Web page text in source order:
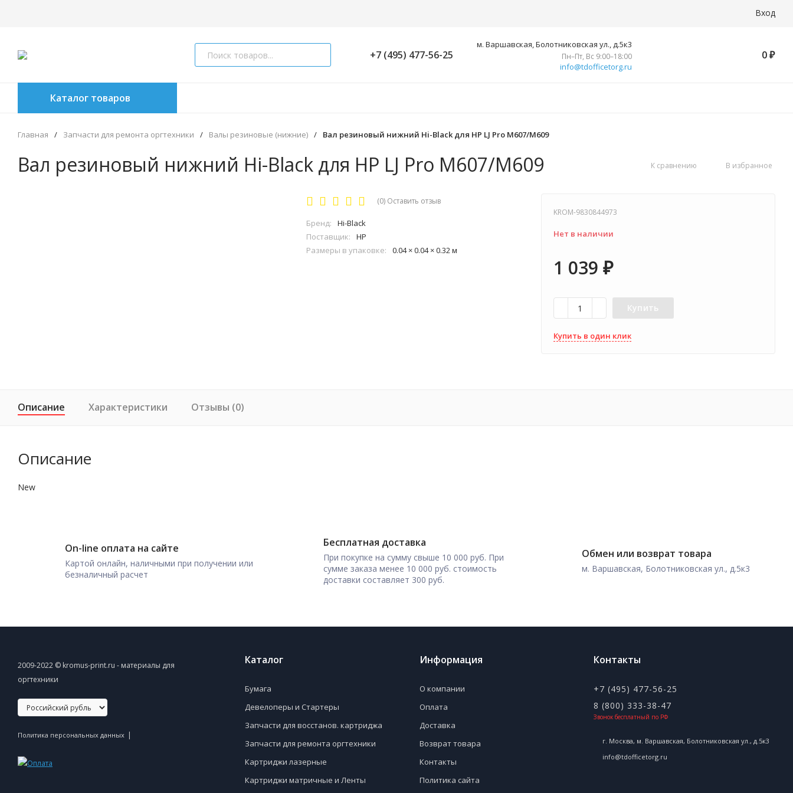
Вход
+7 (495) 477-56-25
м. Варшавская, Болотниковская ул., д.5к3
Пн–Пт, Вс 9:00–18:00
info@tdofficetorg.ru
0 ₽
Каталог товаров
Главная / Запчасти для ремонта оргтехники / Валы резиновые (нижние) / Вал резиновый нижний Hi-Black для HP LJ Pro M607/M609
Вал резиновый нижний Hi-Black для HP LJ Pro M607/M609 К сравнению В избранное
(0) Оставить отзыв
Бренд:
Hi-Black
Поставщик:
HP
Размеры в упаковке:
0.04 × 0.04 × 0.32 м
KROM-9830844973
Нет в наличии
1 039 ₽
Купить
Купить в один клик
Описание Характеристики Отзывы (0)
Описание
New
On-line оплата на сайте
Картой онлайн, наличными при получении или
безналичный расчет
Бесплатная доставка
При покупке на сумму свыше 10 000 руб. При
сумме заказа менее 10 000 руб. стоимость
доставки составляет 300 руб.
Обмен или возврат товара
м. Варшавская, Болотниковская ул., д.5к3
2009-2022 © kromus-print.ru - материалы для
оргтехники
Политика персональных данных |
Каталог
Бумага
Девелоперы и Стартеры
Запчасти для восстанов. картриджа
Запчасти для ремонта оргтехники
Картриджи лазерные
Картриджи матричные и Ленты
Информация
О компании
Оплата
Доставка
Возврат товара
Контакты
Политика сайта
Контакты
+7 (495) 477-56-25
8 (800) 333-38-47
Звонок бесплатный по РФ
г. Москва, м. Варшавская, Болотниковская ул., д.5к3
info@tdofficetorg.ru